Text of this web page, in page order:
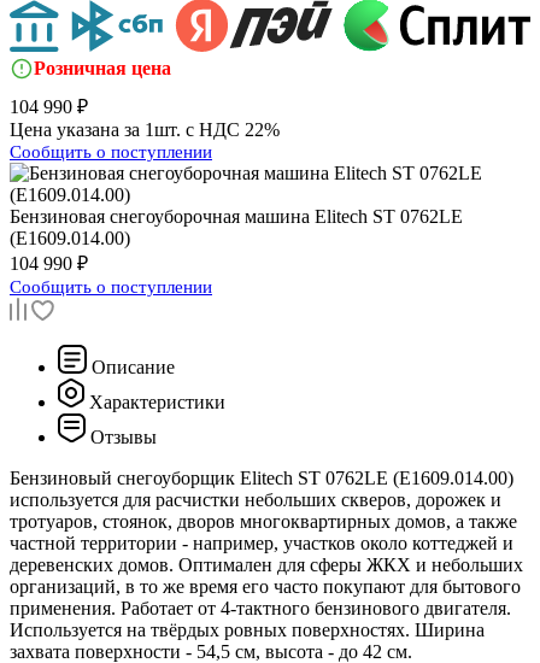
Розничная цена
104 990 ₽
Цена указана за 1шт. с НДС 22%
Сообщить о поступлении
Бензиновая снегоуборочная машина Elitech ST 0762LE
(E1609.014.00)
104 990 ₽
Сообщить о поступлении
Описание
Характеристики
Отзывы
Бензиновый снегоуборщик Elitech ST 0762LE (E1609.014.00)
используется для расчистки небольших скверов, дорожек и
тротуаров, стоянок, дворов многоквартирных домов, а также
частной территории - например, участков около коттеджей и
деревенских домов. Оптимален для сферы ЖКХ и небольших
организаций, в то же время его часто покупают для бытового
применения. Работает от 4-тактного бензинового двигателя.
Используется на твёрдых ровных поверхностях. Ширина
захвата поверхности - 54,5 см, высота - до 42 см.